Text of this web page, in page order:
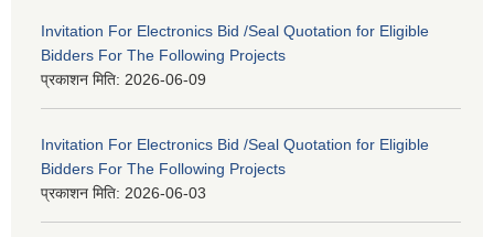
Invitation For Electronics Bid /Seal Quotation for Eligible
Bidders For The Following Projects
प्रकाशन मिति: 2026-06-09
Invitation For Electronics Bid /Seal Quotation for Eligible
Bidders For The Following Projects
प्रकाशन मिति: 2026-06-03